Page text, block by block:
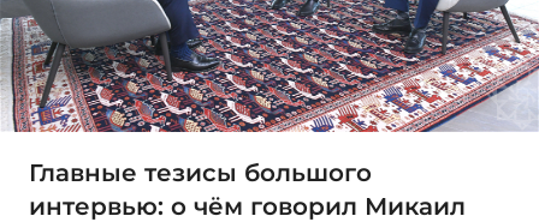
Главные тезисы большого
интервью: о чём говорил Микаил